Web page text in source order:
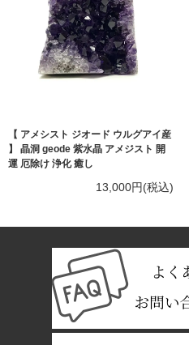
【 アメシスト ジオード ウルグアイ産
】 晶洞 geode 紫水晶 アメジスト 開
運 厄除け 浄化 癒し
13,000円(税込)